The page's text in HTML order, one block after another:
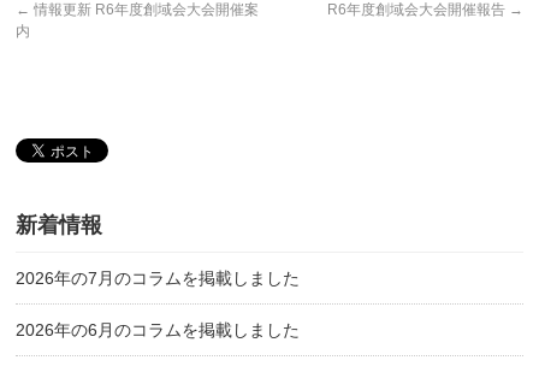
← 情報更新 R6年度創域会大会開催案
内
R6年度創域会大会開催報告 →
新着情報
2026年の7月のコラムを掲載しました
2026年の6月のコラムを掲載しました